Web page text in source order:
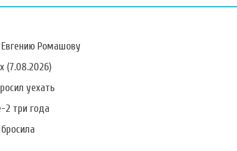
Фото Дарьи
Дударевой
Ромашову
(7.08.2026)
уехать
три года